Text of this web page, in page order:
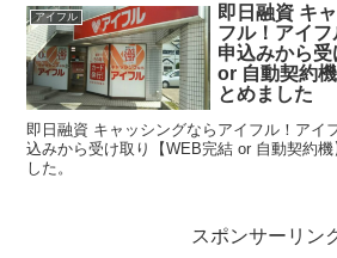
アイフル
即日融資 キ
フル！アイ
申込みから
or 自動契約
とめました
即日融資 キャッシングならアイフル！アイ
込みから受け取り【WEB完結 or 自動契約
した。
スポンサーリン